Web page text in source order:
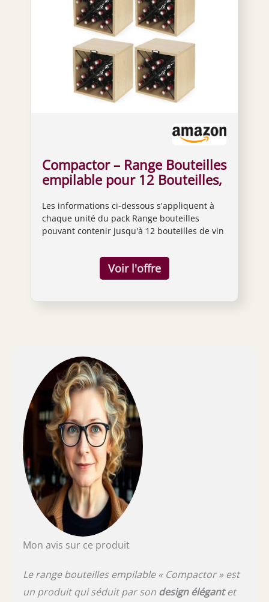
Compactor – Range Bouteilles
empilable pour 12 Bouteilles,
en métal (Lot de 4)
Les informations ci-dessous s'appliquent à
chaque unité du pack Range bouteilles
pouvant contenir jusqu'à 12 bouteilles de vin
cubique empilable avec les autres cubes de
la gamme Astuce Compactor : Croix
métallique amovible ultra-stable à glisser
Mon avis sur ce produit
Le range bouteilles empilable « Compactor » est
un produit qui séduit par son design élégantet